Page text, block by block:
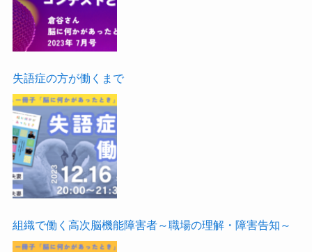
失語症の方が働くまで
組織で働く高次脳機能障害者～職場の理解・障害告知～